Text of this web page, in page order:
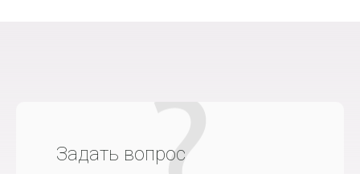
Задать вопрос